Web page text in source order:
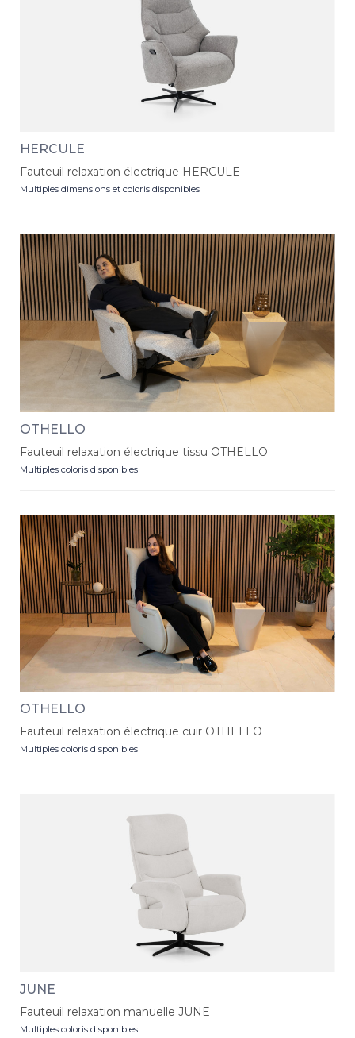
HERCULE
Fauteuil relaxation électrique HERCULE
Multiples dimensions et coloris disponibles
OTHELLO
Fauteuil relaxation électrique tissu OTHELLO
Multiples coloris disponibles
OTHELLO
Fauteuil relaxation électrique cuir OTHELLO
Multiples coloris disponibles
JUNE
Fauteuil relaxation manuelle JUNE
Multiples coloris disponibles